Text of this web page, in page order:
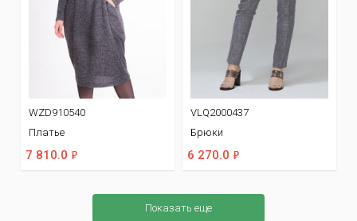
WZD910540
Платье
7 810.0 ф
VLQ2000437
Брюки
6 270.0 ф
Показать еще